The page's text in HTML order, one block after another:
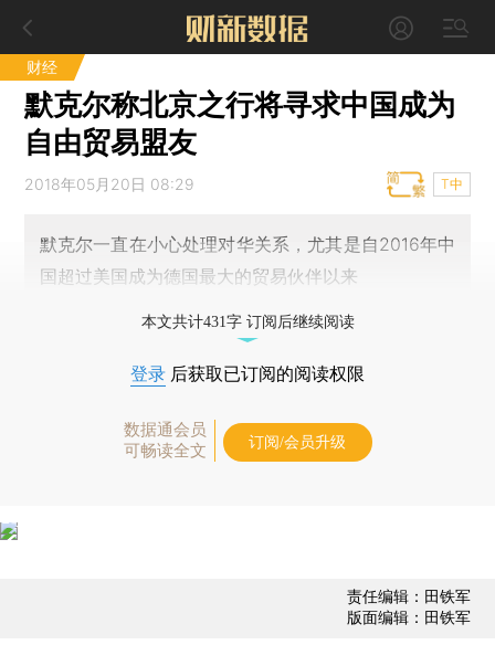
财经
默克尔称北京之行将寻求中国成为
自由贸易盟友
2018年05月20日 08:29 T中
默克尔一直在小心处理对华关系，尤其是自2016年中
国超过美国成为德国最大的贸易伙伴以来
本文共计431字 订阅后继续阅读
登录 后获取已订阅的阅读权限
数据通会员
可畅读全文
订阅/会员升级
责任编辑：田铁军
版面编辑：田铁军